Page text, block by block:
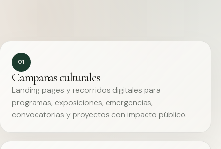
01
Campañas culturales
Landing pages y recorridos digitales para
programas, exposiciones, emergencias,
convocatorias y proyectos con impacto público.